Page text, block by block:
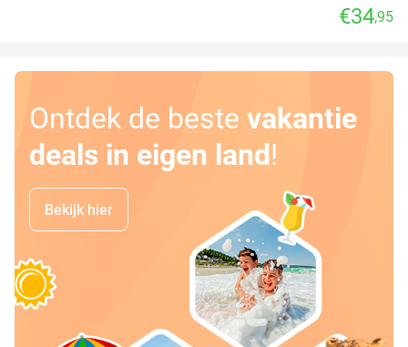
€34,95
Ontdek de beste vakantie
deals in eigen land!
Bekijk hier